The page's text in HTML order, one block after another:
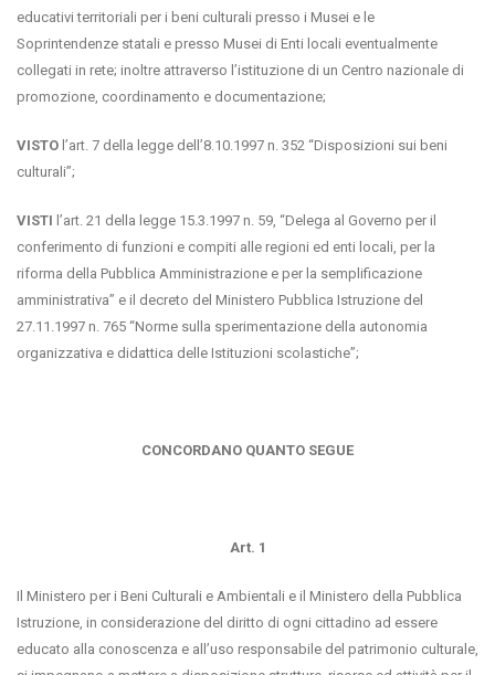
educativi territoriali per i beni culturali presso i Musei e le
Soprintendenze statali e presso Musei di Enti locali eventualmente
collegati in rete; inoltre attraverso l’istituzione di un Centro nazionale di
promozione, coordinamento e documentazione;
VISTO l’art. 7 della legge dell’8.10.1997 n. 352 “Disposizioni sui beni
culturali”;
VISTI l’art. 21 della legge 15.3.1997 n. 59, “Delega al Governo per il
conferimento di funzioni e compiti alle regioni ed enti locali, per la
riforma della Pubblica Amministrazione e per la semplificazione
amministrativa” e il decreto del Ministero Pubblica Istruzione del
27.11.1997 n. 765 “Norme sulla sperimentazione della autonomia
organizzativa e didattica delle Istituzioni scolastiche”;
CONCORDANO QUANTO SEGUE
Art. 1
Il Ministero per i Beni Culturali e Ambientali e il Ministero della Pubblica
Istruzione, in considerazione del diritto di ogni cittadino ad essere
educato alla conoscenza e all’uso responsabile del patrimonio culturale,